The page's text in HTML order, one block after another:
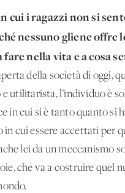
cui i ragazzi non si
nessuno gliene offre
nella vita e a cosa
della società di oggi,
utilitarista, l’individuo è
cui si è tanto quanto si
cui essere accettati per
lei da un meccanismo
che va a costruire quel